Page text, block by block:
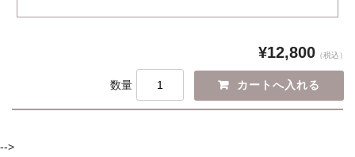
¥12,800 （税込）
数量
-->